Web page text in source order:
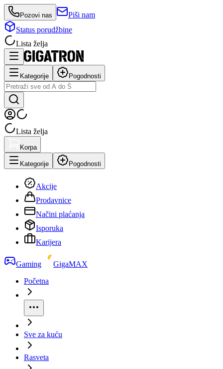
Pozovi nas
Piši nam
Status porudžbine
Lista želja
Kategorije Pogodnosti
Lista želja
Korpa
Kategorije Pogodnosti
Akcije
Prodavnice
Načini plaćanja
Isporuka
Karijera
Gaming
GigaMAX
Početna
Sve za kuću
Rasveta